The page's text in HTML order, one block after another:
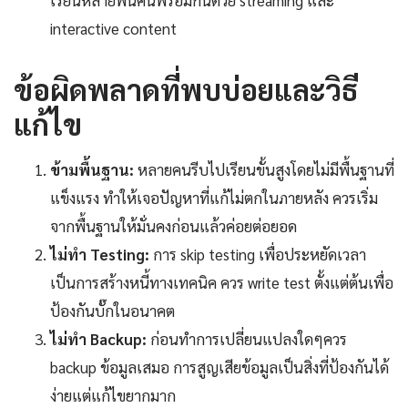
interactive content
ข้อผิดพลาดที่พบบ่อยและวิธี
แก้ไข
ข้ามพื้นฐาน: หลายคนรีบไปเรียนขั้นสูงโดยไม่มีพื้นฐานที่
แข็งแรง ทำให้เจอปัญหาที่แก้ไม่ตกในภายหลัง ควรเริ่ม
จากพื้นฐานให้มั่นคงก่อนแล้วค่อยต่อยอด
ไม่ทำ Testing: การ skip testing เพื่อประหยัดเวลา
เป็นการสร้างหนี้ทางเทคนิค ควร write test ตั้งแต่ต้นเพื่อ
ป้องกันบั๊กในอนาคต
ไม่ทำ Backup: ก่อนทำการเปลี่ยนแปลงใดๆควร
backup ข้อมูลเสมอ การสูญเสียข้อมูลเป็นสิ่งที่ป้องกันได้
ง่ายแต่แก้ไขยากมาก